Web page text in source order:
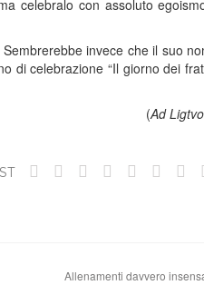
celebralo con assoluto
invece che il suo
di celebrazione “Il giorno dei
(Ad
Allenamenti davvero